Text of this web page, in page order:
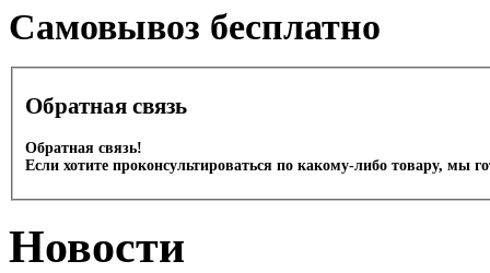
Cамовывоз бесплатно
Обратная связь
Обратная связь!
Если хотите проконсультироваться по какому-либо товару, мы
Новости